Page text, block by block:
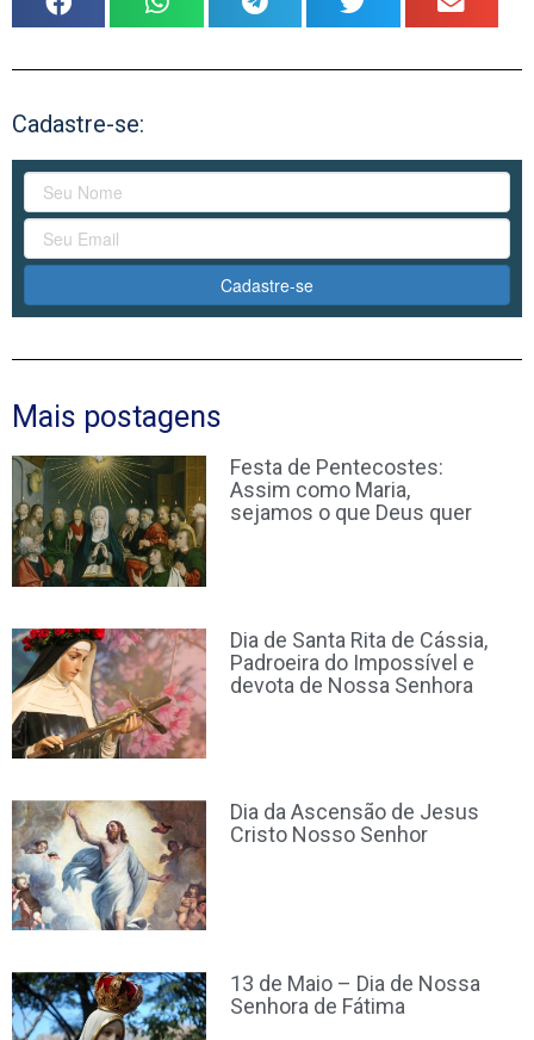
Cadastre-se:
Cadastre-se
Mais postagens
Festa de Pentecostes:
Assim como Maria,
sejamos o que Deus quer
Dia de Santa Rita de Cássia,
Padroeira do Impossível e
devota de Nossa Senhora
Dia da Ascensão de Jesus
Cristo Nosso Senhor
13 de Maio – Dia de Nossa
Senhora de Fátima